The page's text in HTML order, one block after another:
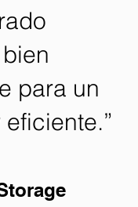
para un